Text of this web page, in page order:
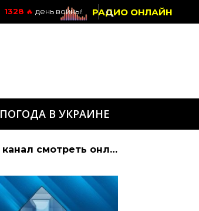
РАДИО ОНЛАЙН
1328 🔥день войны!
ПОГОДА В УКРАИНЕ
Интер канал смотреть онлайн